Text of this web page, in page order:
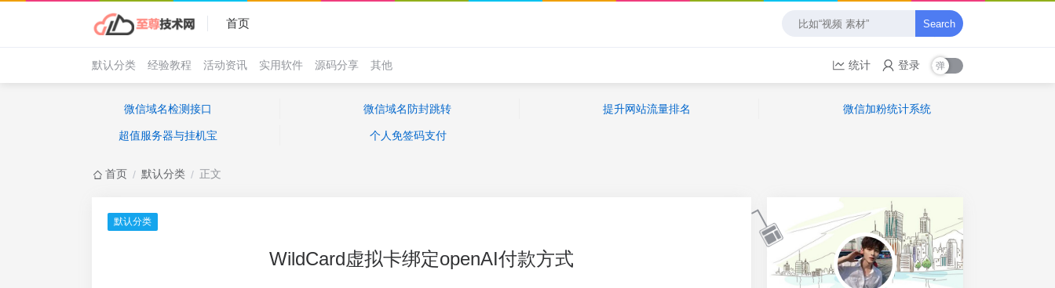
首页 Search
默认分类 经验教程 活动资讯 实用软件 源码分享 其他 统计 登录
微信域名检测接口 微信域名防封跳转 提升网站流量排名 微信加粉统计系统
超值服务器与挂机宝 个人免签码支付
首页 / 默认分类 / 正文
默认分类
WildCard虚拟卡绑定openAI付款方式